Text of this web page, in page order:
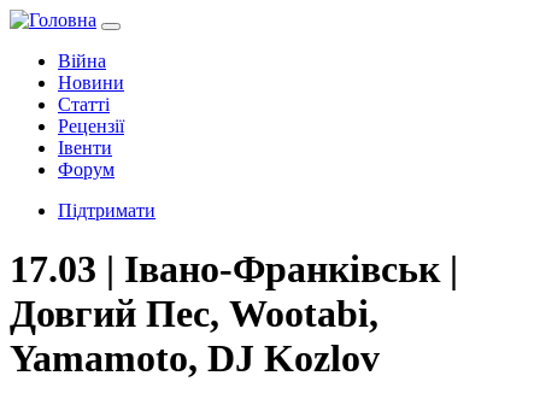
Війна
Новини
Статті
Рецензії
Івенти
Форум
Підтримати
17.03 | Івано-Франківськ |
Довгий Пес, Wootabi,
Yamamoto, DJ Kozlov